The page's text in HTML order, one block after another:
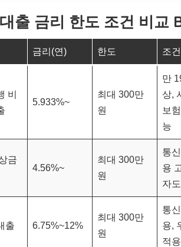
출 금리 한도 조건 비교
금리(연) 한도 조건
비
5.933%~
최대 300만
원
만
상,
보
능
금
4.56%~
최대 300만
원
통
용
자
출 6.75%~12%
최대 300만
원
통
용,
적용